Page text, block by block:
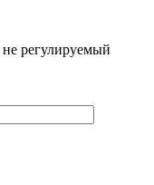
регулируемый